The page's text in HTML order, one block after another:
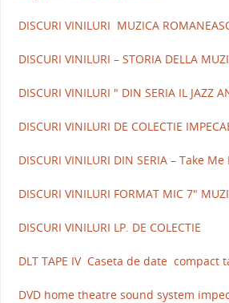
DISCURI VINILURI MUZICA
DISCURI VINILURI – STORIA DELLA
DISCURI VINILURI " DIN SERIA IL JAZZ
DISCURI VINILURI DE COLECTIE
DISCURI VINILURI DIN SERIA – Take
DISCURI VINILURI FORMAT MIC 7"
DISCURI VINILURI LP. DE COLECTIE
DLT TAPE IV Caseta de date compact
DVD home theatre sound system